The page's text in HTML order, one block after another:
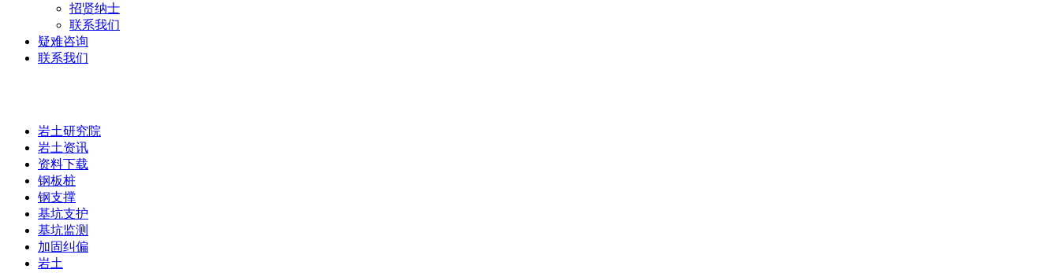
招贤纳士
联系我们
疑难咨询
联系我们
岩土研究院
岩土资讯
资料下载
钢板桩
钢支撑
基坑支护
基坑监测
加固纠偏
岩土